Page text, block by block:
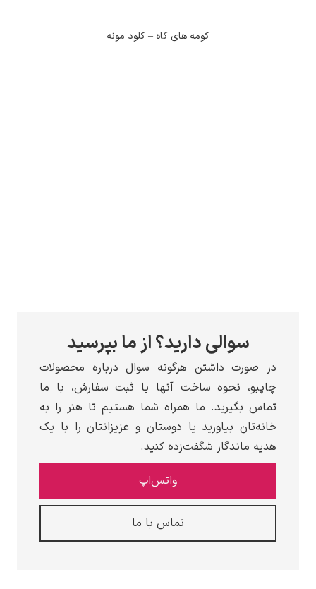
کومه های کاه – کلود مونه
سوالی دارید؟ از ما بپرسید
داشتن هرگونه سوال درباره محصولات
نحوه ساخت آنها یا ثبت سفارش، با ما
بگیرید. ما همراه شما هستیم تا هنر را به
بیاورید یا دوستان و عزیزانتان را با یک
ماندگار شگفت‌زده کنید.